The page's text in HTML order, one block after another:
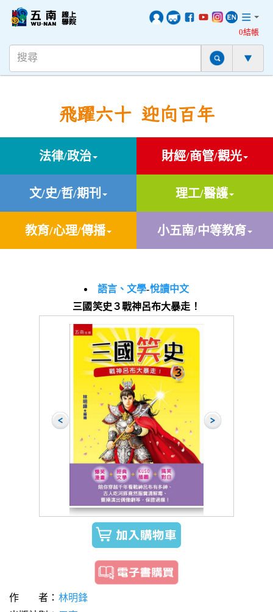
0結帳
飛躍六十 迎向百年
法律/政治 財經/商管/觀光
文/史/哲/期刊 理工/醫護
教育/心理/傳播 小五南/中等教育
語言、文學-悅讀中文
三國笑史３戰神呂布大暴走！
作 者： 林明鋒